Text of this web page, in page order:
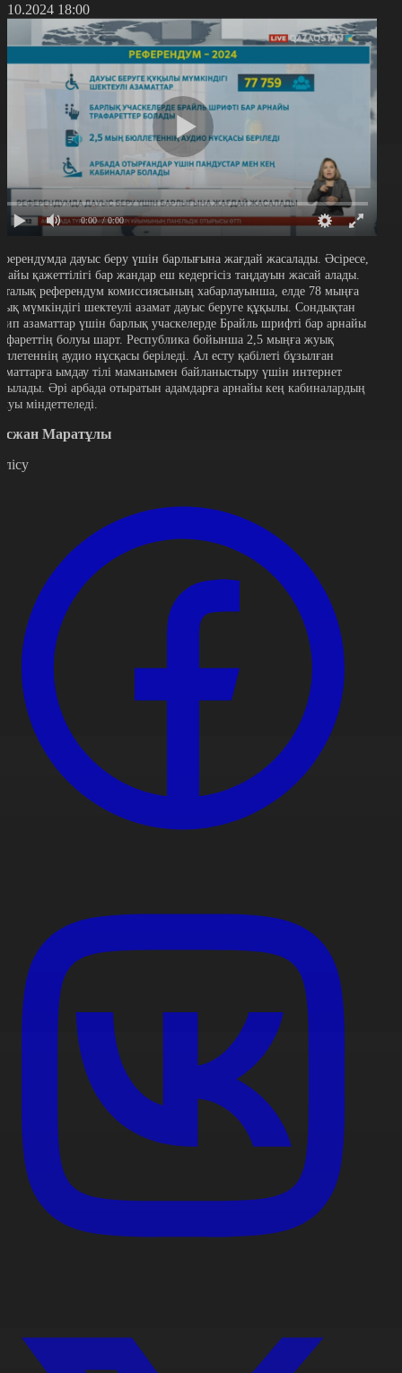
18:00
0:00 / 0:00
дауыс беру үшін барлығына жағдай жасалады. Әсіресе,
қажеттілігі бар жандар еш кедергісіз таңдауын жасай алады.
референдум комиссиясының хабарлауынша, елде 78 мыңға
мүмкіндігі шектеулі азамат дауыс беруге құқылы. Сондықтан
азаматтар үшін барлық учаскелерде Брайль шрифті бар арнайы
болуы шарт. Республика бойынша 2,5 мыңға жуық
аудио нұсқасы беріледі. Ал есту қабілеті бұзылған
ымдау тілі маманымен байланыстыру үшін интернет
Әрі арбада отыратын адамдарға арнайы кең кабиналардың
міндеттеледі.
Маратұлы